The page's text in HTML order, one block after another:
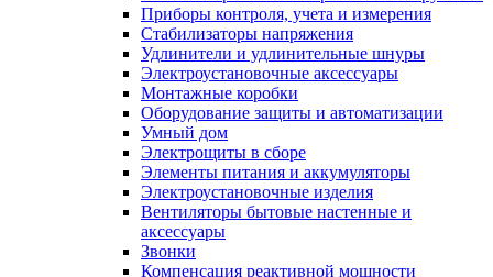
Приборы контроля, учета и измерения
Стабилизаторы напряжения
Удлинители и удлинительные шнуры
Электроустановочные аксессуары
Монтажные коробки
Оборудование защиты и автоматизации
Умный дом
Электрощиты в сборе
Элементы питания и аккумуляторы
Электроустановочные изделия
Вентиляторы бытовые настенные и
аксессуары
Звонки
Компенсация реактивной мощности